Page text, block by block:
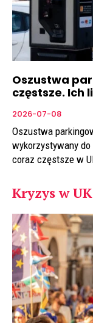
Oszustwa
częstsze. Ich
2026-07-08
Oszustwa
wykorzystywany
coraz częstsze w
Kryzys w UK